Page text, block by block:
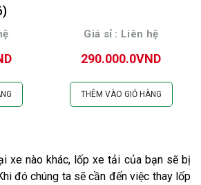
Giá sỉ : Liên hệ
290.000.0VND
THÊM VÀO GIỎ HÀNG
xe nào khác, lốp xe tải của bạn sẽ bị
đó chúng ta sẽ cần đến việc thay lốp